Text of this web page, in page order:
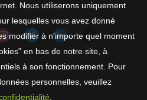
Nous utiliserons uniquement
lesquelles vous avez donné
modifier à n'importe quel moment
en bas de notre site, à
à son fonctionnement. Pour
personnelles, veuillez